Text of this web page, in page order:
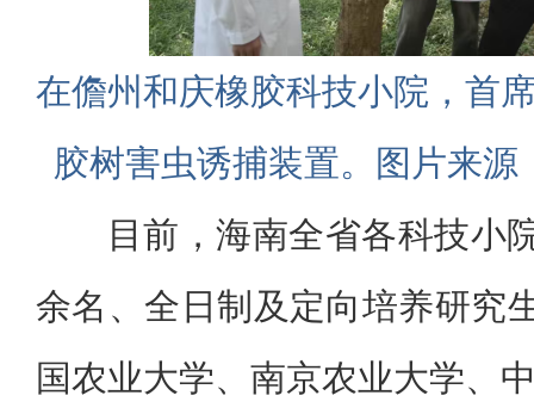
在儋州和庆橡胶科技小院，首
胶树害虫诱捕装置。图片来
目前，海南全省各科技小
余名、全日制及定向培养研究
国农业大学、南京农业大学、